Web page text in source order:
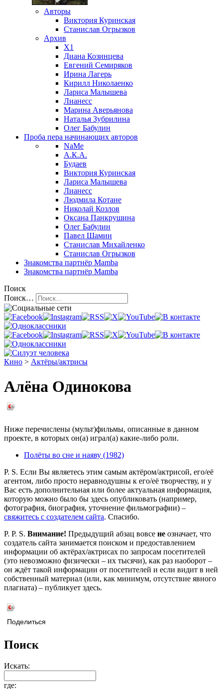
Авторы
Виктория Куринская
Станислав Огрызков
Архив
X1
Диана Козинцева
Евгений Семиряков
Ирина Лагерь
Кирилл Николаенко
Лариса Малышева
Лианесс
Марина Аверьянова
Наталья Зубрилина
Олег Бабулин
Проба пера начинающих авторов
NaMe
А.К.А.
Будаев
Виктория Куринская
Лариса Малышева
Лианесс
Людмила Котане
Николай Козлов
Оксана Панкрушина
Олег Бабулин
Павел Шамин
Станислав Михайленко
Станислав Огрызков
Знакомства партнёр Mamba
Знакомства партнёр Mamba
Поиск
Поиск…
Кино > Актёры/актрисы
Алёна Одинокова
Ниже перечислены (мульт)фильмы, описанные в данном
проекте, в которых он(а) играл(а) какие-либо роли.
Полёты во сне и наяву (1982)
P. S. Если Вы являетесь этим самым актёром/актрисой, его/её
агентом, либо просто неравнодушны к его/её творчеству, и у
Вас есть дополнительная или более актуальная информация,
которую можно было бы здесь опубликовать (например,
фотография, биография, уточнение фильмографии) –
свяжитесь с создателем сайта. Спасибо.
P. P. S. Внимание! Предыдущий абзац вовсе не означает, что
создатель сайта занимается поиском и предоставлением
информации об актёрах/актрисах по запросам посетителей
(это невозможно физически – их тысячи), как раз наоборот –
он ждёт такой информации от посетителей и если видит в ней
собственный материал (или, как минимум, отсутствие явного
плагиата) – публикует здесь.
Поделиться
Поиск
Искать:
где: